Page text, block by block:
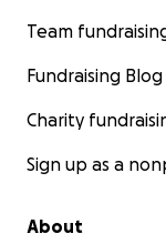
Team
Fundraising Blog
Charity
Sign up as a
About